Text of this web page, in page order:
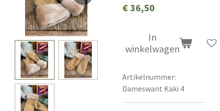
€ 36,50
In
winkelwagen
Artikelnummer:
Dameswant Kaki 4